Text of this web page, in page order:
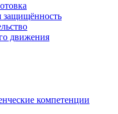
защищённость
движения
компетенции